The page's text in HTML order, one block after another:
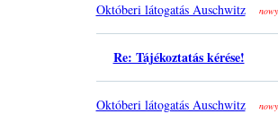
Októberi látogatás Auschwitz nowy
Re: Tájékoztatás kérése!
Októberi látogatás Auschwitz nowy